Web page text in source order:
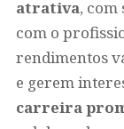
atrativa, com
com o
rendimentos
e gerem
carreira